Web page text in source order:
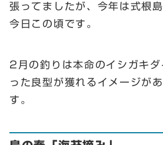
張ってましたが、今年は式根
今日この頃です。
2月の釣りは本命のイシガキ
った良型が獲れるイメージが
す。